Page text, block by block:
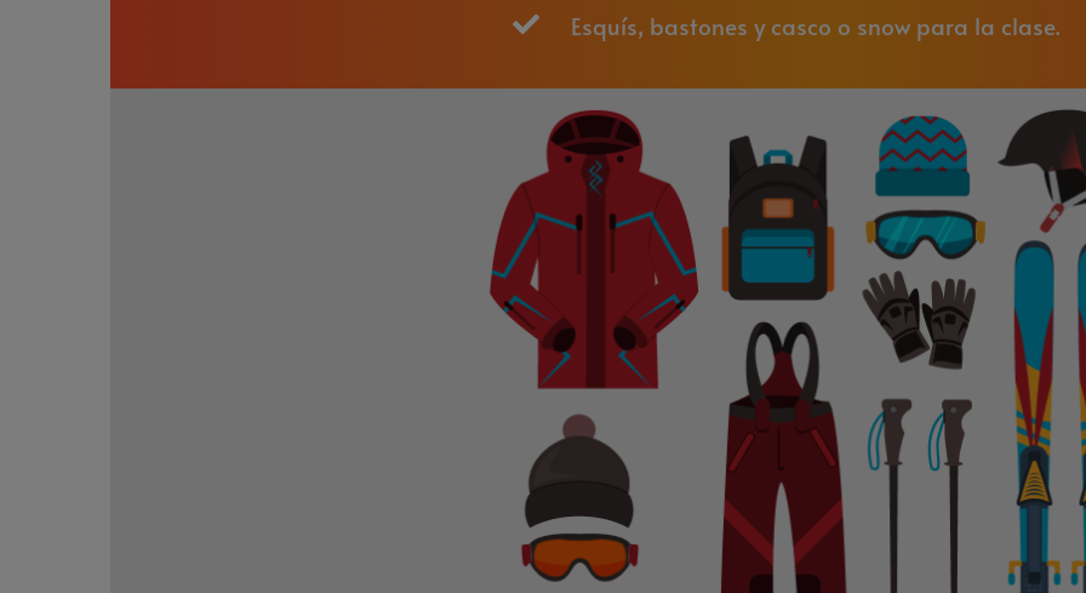
Esquís, bastones y casco o snow para la clase.